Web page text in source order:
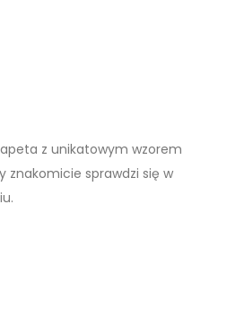
z unikatowym wzorem
znakomicie sprawdzi się w